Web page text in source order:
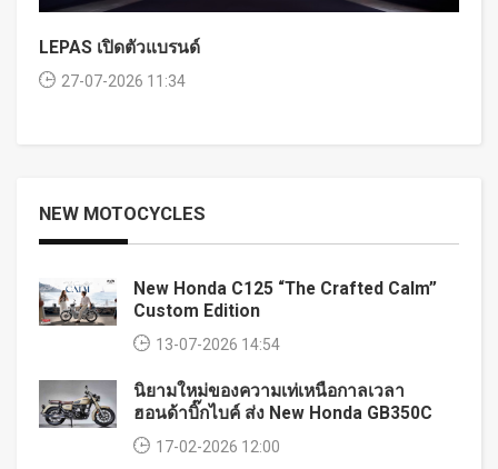
LEPAS เปิดตัวแบรนด์
27-07-2026 11:34
NEW MOTOCYCLES
New Honda C125 “The Crafted Calm”
Custom Edition
13-07-2026 14:54
นิยามใหม่ของความเท่เหนือกาลเวลา
ฮอนด้าบิ๊กไบค์ ส่ง New Honda GB350C
17-02-2026 12:00